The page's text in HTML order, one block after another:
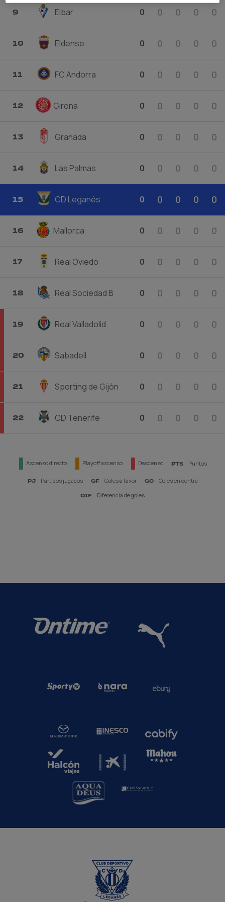
9 Eibar 0 0 0 0 0
10 Eldense 0 0 0 0 0
11 FC Andorra 0 0 0 0 0
12 Girona 0 0 0 0 0
13 Granada 0 0 0 0 0
14 Las Palmas 0 0 0 0 0
15 CD Leganés 0 0 0 0 0
16 Mallorca 0 0 0 0 0
17 Real Oviedo 0 0 0 0 0
18 Real Sociedad B 0 0 0 0 0
19 Real Valladolid 0 0 0 0 0
20 Sabadell 0 0 0 0 0
21 Sporting de Gijón 0 0 0 0 0
22 CD Tenerife 0 0 0 0 0
Ascenso directo Playoff ascenso Descenso PTS Puntos
PJ Partidos jugados GF Goles a favor GC Goles en contra
DIF Diferencia de goles